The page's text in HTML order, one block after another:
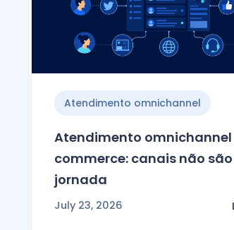
Atendimento omnichannel
Atendimento omnichannel
commerce: canais não são
jornada
July 23, 2026